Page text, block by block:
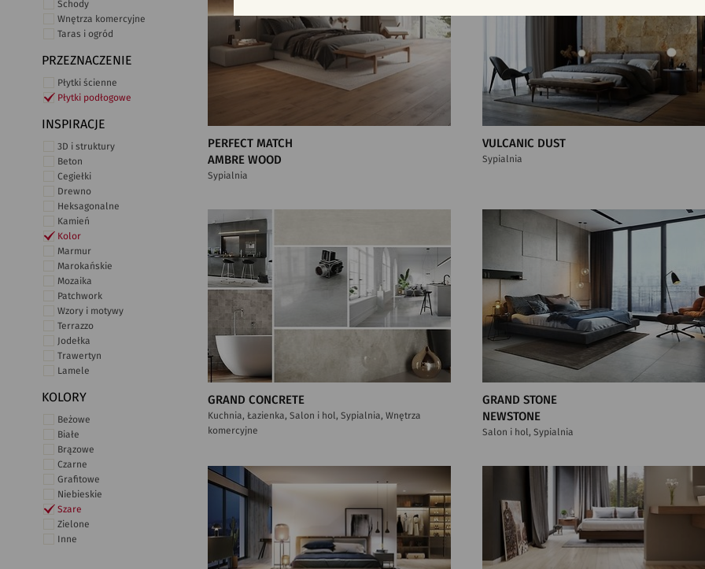
Schody
Wnętrza komercyjne
Taras i ogród
PRZEZNACZENIE
Płytki ścienne
Płytki podłogowe
INSPIRACJE
3D i struktury
Beton
Cegiełki
Drewno
Heksagonalne
Kamień
Kolor
Marmur
Marokańskie
Mozaika
Patchwork
Wzory i motywy
Terrazzo
Jodełka
Trawertyn
Lamele
KOLORY
Beżowe
Białe
Brązowe
Czarne
Grafitowe
Niebieskie
Szare
Zielone
Inne
PERFECT MATCH
AMBRE WOOD
Sypialnia
VULCANIC DUST
Sypialnia
GRAND CONCRETE
Kuchnia, Łazienka, Salon i hol, Sypialnia, Wnętrza
komercyjne
GRAND STONE
NEWSTONE
Salon i hol, Sypialnia